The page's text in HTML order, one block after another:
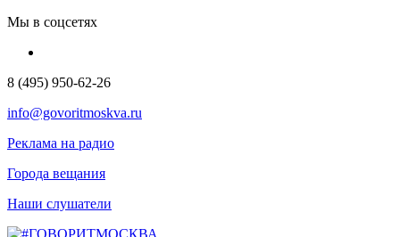
Мы в соцсетях
8 (495) 950-62-26
info@govoritmoskva.ru
Реклама на радио
Города вещания
Наши слушатели